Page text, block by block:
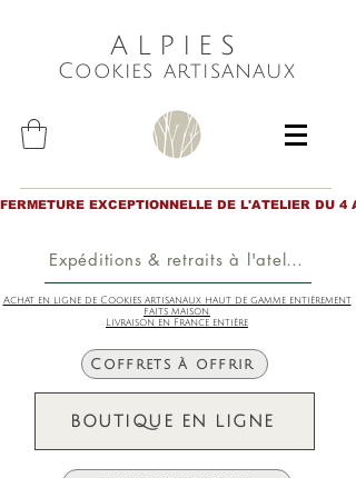
ALPIES
Cookies artisanaux
FERMETURE EXCEPTIONNELLE DE L'ATELIER
Expéditions & retraits à l'atelier
Achat en ligne de Cookies artisanaux haut de gamme entièrement
faits maison.
Livraison en France entière
Coffrets à offrir
BOUTIQUE EN LIGNE